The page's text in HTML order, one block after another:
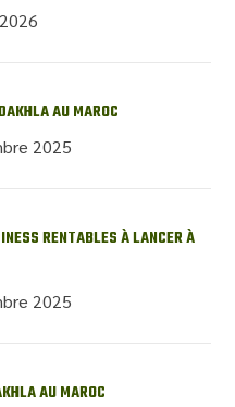
AU MAROC
2025
RENTABLES À LANCER À
2025
AU MAROC